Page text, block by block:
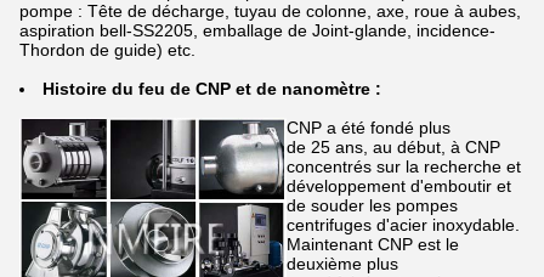
pompe : Tête de décharge, tuyau de colonne, axe, roue à aubes,
aspiration bell-SS2205, emballage de Joint-glande, incidence-
Thordon de guide) etc.
Histoire du feu de CNP et de nanomètre :
CNP a été fondé plus
de 25 ans, au début, à CNP
concentrés sur la recherche et
développement d'emboutir et
de souder les pompes
centrifuges d'acier inoxydable.
Maintenant CNP est le
deuxième plus